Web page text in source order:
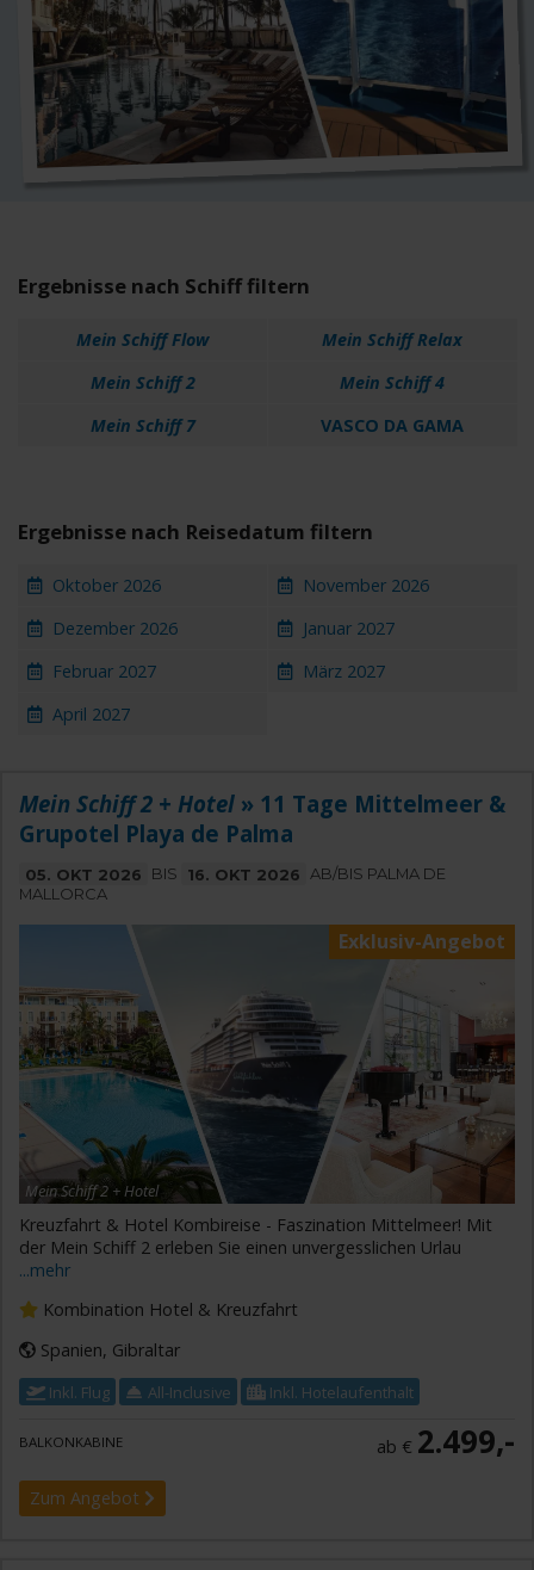
Ergebnisse nach Schiff filtern
Mein Schiff Flow
Mein Schiff Relax
Mein Schiff 2
Mein Schiff 4
Mein Schiff 7
VASCO DA GAMA
Ergebnisse nach Reisedatum filtern
Oktober 2026
November 2026
Dezember 2026
Januar 2027
Februar 2027
März 2027
April 2027
Mein Schiff 2 + Hotel » 11 Tage Mittelmeer &
Grupotel Playa de Palma
05. OKT 2026 BIS 16. OKT 2026
AB/BIS PALMA DE
MALLORCA
Exklusiv-Angebot
Mein Schiff 2 + Hotel
Kreuzfahrt & Hotel Kombireise - Faszination Mittelmeer! Mit
der Mein Schiff 2 erleben Sie einen unvergesslichen Urlau
...mehr
Kombination Hotel & Kreuzfahrt
Spanien, Gibraltar
Inkl. Flug All-Inclusive Inkl. Hotelaufenthalt
BALKONKABINE ab € 2.499,-
Zum Angebot